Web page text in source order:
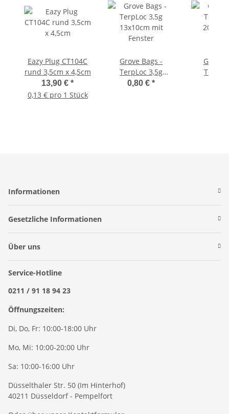
Eazy Plug CT104C
rund 3,5cm x 4,5cm
13,90 €*
0,13 € pro 1 Stück
Grove Bags -
TerpLoc 3,5g
13x10cm mit
0,80 €*
Grove
Informationen
Gesetzliche Informationen
Über uns
Service-Hotline
0211 / 91 18 94 23
Öffnungszeiten:
Di, Do, Fr: 10:00-18:00 Uhr
Mo, Mi: 10:00-20:00 Uhr
Sa: 10:00-16:00 Uhr
Düsselthaler Str. 50 (Im Hinterhof)
40211 Düsseldorf - Pempelfort